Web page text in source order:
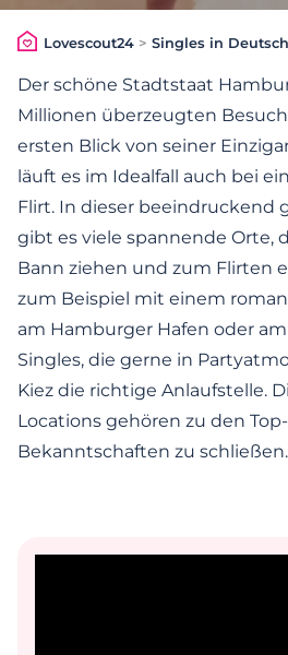
Lovescout24> Singles in
Der schöne Stadtstaat
Millionen überzeugten
ersten Blick von seiner
läuft es im Idealfall auch bei
Flirt. In dieser beeindruckend
gibt es viele spannende Orte,
Bann ziehen und zum Flirten
zum Beispiel mit einem
am Hamburger Hafen oder
Singles, die gerne in
Kiez die richtige Anlaufstelle.
Locations gehören zu den
Bekanntschaften zu schließen.